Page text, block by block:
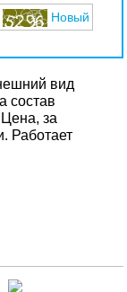
Новый
вид
состав
за
Работает